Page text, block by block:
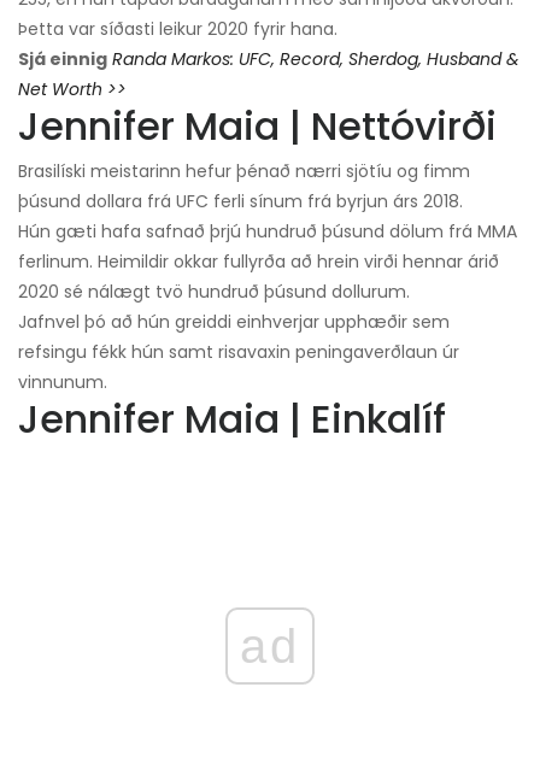
Þetta var síðasti leikur 2020 fyrir hana.
Sjá einnig Randa Markos: UFC, Record, Sherdog, Husband &
Net Worth >>
Jennifer Maia | Nettóvirði
Brasilíski meistarinn hefur þénað nærri sjötíu og fimm
þúsund dollara frá UFC ferli sínum frá byrjun árs 2018.
Hún gæti hafa safnað þrjú hundruð þúsund dölum frá MMA
ferlinum. Heimildir okkar fullyrða að hrein virði hennar árið
2020 sé nálægt tvö hundruð þúsund dollurum.
Jafnvel þó að hún greiddi einhverjar upphæðir sem
refsingu fékk hún samt risavaxin peningaverðlaun úr
vinnunum.
Jennifer Maia | Einkalíf
ad